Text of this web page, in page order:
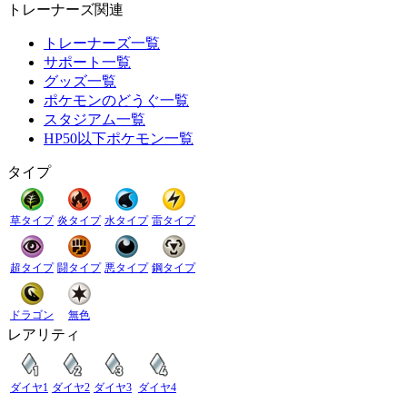
トレーナーズ関連
トレーナーズ一覧
サポート一覧
グッズ一覧
ポケモンのどうぐ一覧
スタジアム一覧
HP50以下ポケモン一覧
タイプ
草タイプ 炎タイプ 水タイプ 雷タイプ
超タイプ 闘タイプ 悪タイプ 鋼タイプ
ドラゴン 無色
レアリティ
ダイヤ1 ダイヤ2 ダイヤ3 ダイヤ4